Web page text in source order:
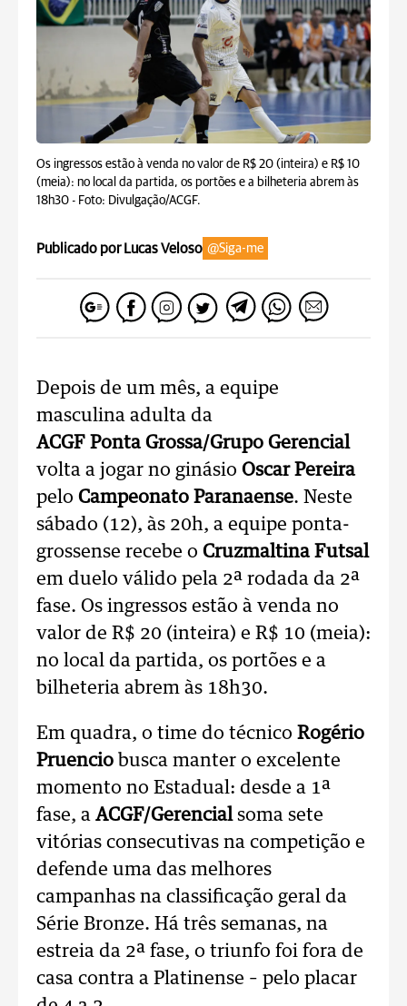
Os ingressos estão à venda no valor de R$ 20 (inteira) e R$ 10
(meia): no local da partida, os portões e a bilheteria abrem às
18h30 - Foto: Divulgação/ACGF.
Publicado por Lucas Veloso @Siga-me
Depois de um mês, a equipe
masculina adulta da
ACGF Ponta Grossa/Grupo Gerencial
volta a jogar no ginásio Oscar Pereira
pelo Campeonato Paranaense. Neste
sábado (12), às 20h, a equipe ponta-
grossense recebe o Cruzmaltina Futsal
em duelo válido pela 2ª rodada da 2ª
fase. Os ingressos estão à venda no
valor de R$ 20 (inteira) e R$ 10 (meia):
no local da partida, os portões e a
bilheteria abrem às 18h30.
Em quadra, o time do técnico Rogério
Pruencio busca manter o excelente
momento no Estadual: desde a 1ª
fase, a ACGF/Gerencial soma sete
vitórias consecutivas na competição e
defende uma das melhores
campanhas na classificação geral da
Série Bronze. Há três semanas, na
estreia da 2ª fase, o triunfo foi fora de
casa contra a Platinense – pelo placar